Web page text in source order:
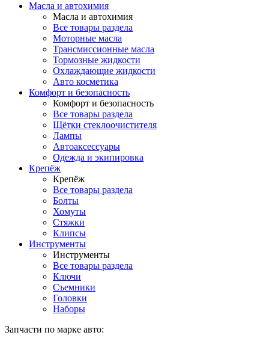
Масла и автохимия
Масла и автохимия
Все товары раздела
Моторные масла
Трансмиссионные масла
Тормозные жидкости
Охлаждающие жидкости
Авто косметика
Комфорт и безопасность
Комфорт и безопасность
Все товары раздела
Щётки стеклоочистителя
Лампы
Автоаксессуары
Одежда и экипировка
Крепёж
Крепёж
Все товары раздела
Болты
Хомуты
Стяжки
Клипсы
Инструменты
Инструменты
Все товары раздела
Ключи
Съемники
Головки
Наборы
Запчасти по марке авто: